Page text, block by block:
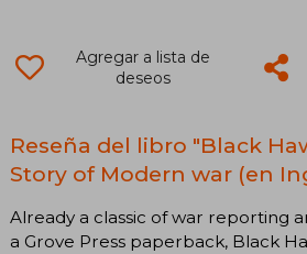
Agregar a lista de
deseos
Reseña del libro "Black
Story of Modern war (en
Already a classic of war reporting
a Grove Press paperback, Black